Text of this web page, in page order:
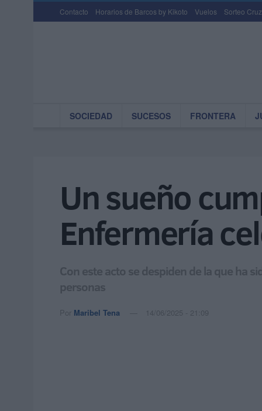
Contacto Horarios de Barcos by Kikoto Vuelos Sorteo
SOCIEDAD SUCESOS FRONTERA
Un sueño
Enfermería
Con este acto se despiden de la que ha
personas
Por Maribel Tena 14/06/2025 - 21:09